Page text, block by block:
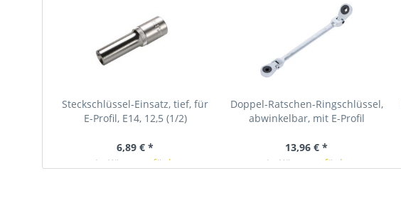
Steckschlüssel-Einsatz, tief, für
E-Profil, E14, 12,5 (1/2)
6,89 € *
In Kürze verfügbar
Doppel-Ratschen-Ringschlüssel,
abwinkelbar, mit E-Profil
13,96 € *
In Kürze verfügbar